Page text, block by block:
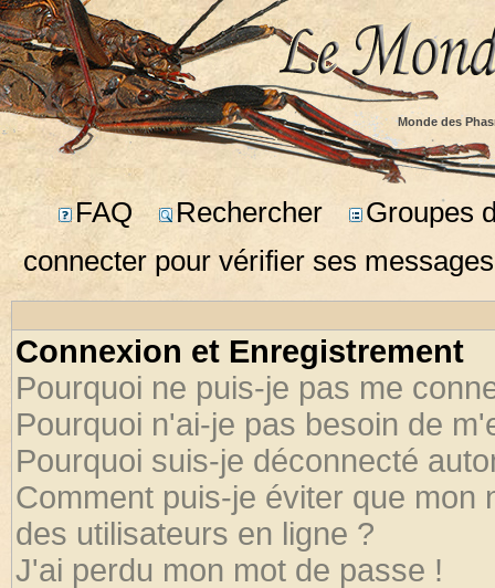
Monde des
FAQ Rechercher
Groupes
connecter pour vérifier ses
Connexion et Enregistrement
Pourquoi ne puis-je pas me
Pourquoi n'ai-je pas besoin de
Pourquoi suis-je déconnecté
Comment puis-je éviter que mon
des utilisateurs en ligne ?
J'ai perdu mon mot de passe !